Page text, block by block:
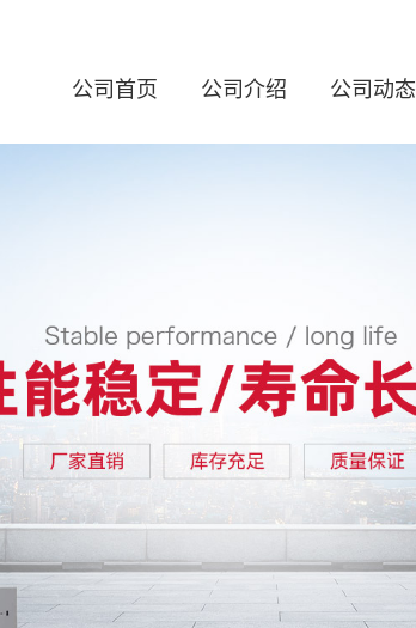
公司首页 公司介绍 公司动态